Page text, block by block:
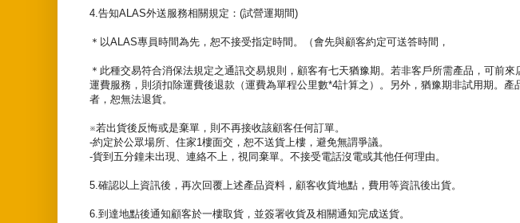
4.告知ALAS外送服務相關規定：(試營運期間)
＊以ALAS專員時間為先，恕不接受指定時間。（會先與顧客約定可送答時間，
＊此種交易符合消保法規定之通訊交易規則，顧客有七天猶豫期。若非客戶所需產品，可前
運費服務，則須扣除運費後退款（運費為單程公里數*4計算之）。另外，猶豫期非試用期。
者，恕無法退貨。
※若出貨後反悔或是棄單，則不再接收該顧客任何訂單。
-約定於公眾場所、住家1樓面交，恕不送貨上樓，避免無謂爭議。
-貨到五分鐘未出現、連絡不上，視同棄單。不接受電話沒電或其他任何理由。
5.確認以上資訊後，再次回覆上述產品資料，顧客收貨地點，費用等資訊後出貨。
6.到達地點後通知顧客於一樓取貨，並簽署收貨及相關通知完成送貨。